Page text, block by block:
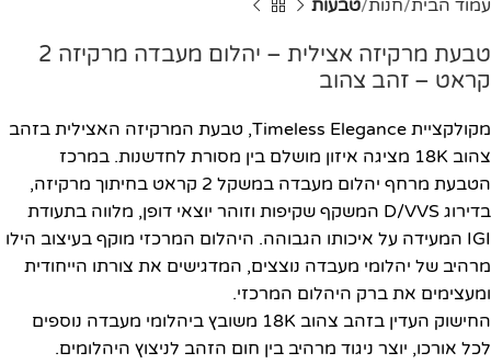
עמוד הבית חנות טבעות
טבעת מרקיזה אצילית – יהלום מעבדה מרקיזה 2
קראט – זהב צהוב
מקולקציית Timeless Elegance, טבעת המרקיזה האצילית בזהב
צהוב 18K מציגה איזון מושלם בין מסורת לחדשנות. במרכז
הטבעת מרחף יהלום מעבדה במשקל 2 קראט בחיתוך מרקיזה,
בדירוג D/VVS המשקף שקיפות וזוהר יוצאי דופן, מלווה בתעודת
IGI המעידה על איכותו הגבוהה. היהלום המרכזי מוקף בעיצוב הילו
מרהיב של יהלומי מעבדה נוצצים, המדגישים את צורתו הייחודית
ומעצימים את ברק היהלום המרכזי.
החישוק העדין בזהב צהוב 18K משובץ ביהלומי מעבדה נוספים
לכל אורכו, יוצר ניגוד מרהיב בין חום הזהב לניצוץ היהלומים.